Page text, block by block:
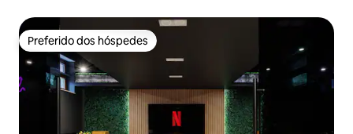
Preferido dos hóspedes
Preferido dos hóspedes